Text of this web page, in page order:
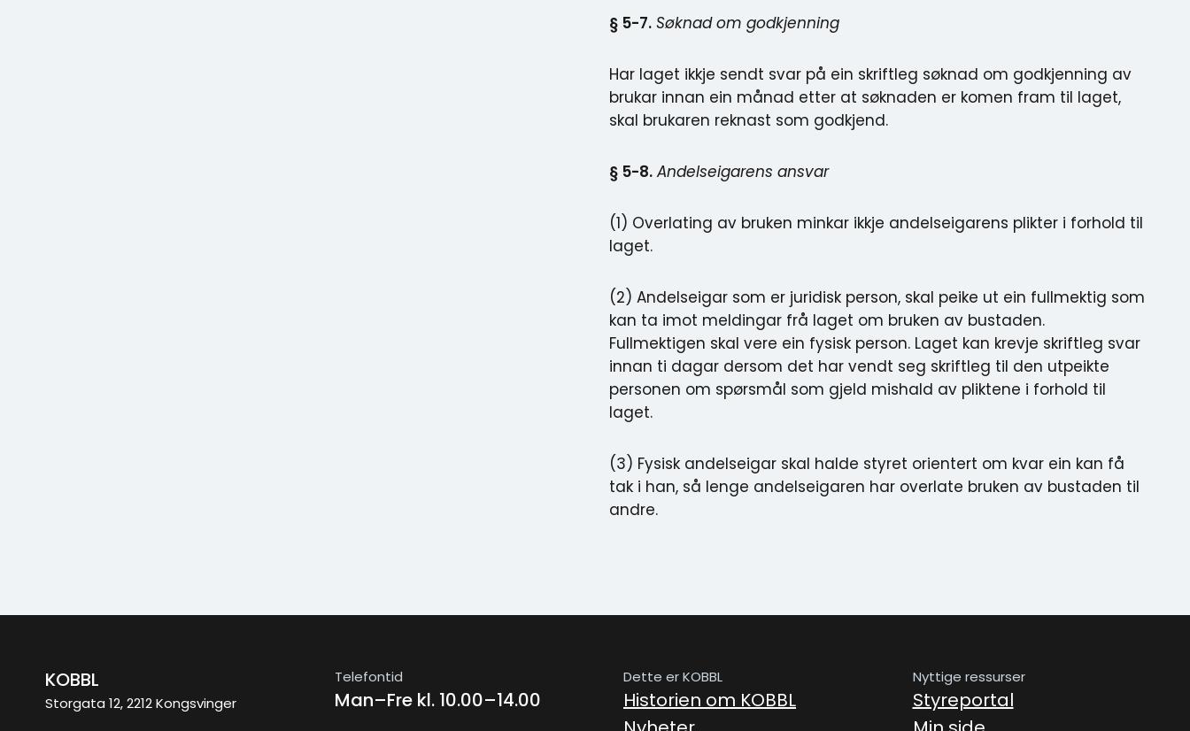
§ 5-7. Søknad om godkjenning
Har laget ikkje sendt svar på ein skriftleg søknad om godkjenning av
brukar innan ein månad etter at søknaden er komen fram til laget,
skal brukaren reknast som godkjend.
§ 5-8. Andelseigarens ansvar
(1) Overlating av bruken minkar ikkje andelseigarens plikter i forhold til
laget.
(2) Andelseigar som er juridisk person, skal peike ut ein fullmektig som
kan ta imot meldingar frå laget om bruken av bustaden.
Fullmektigen skal vere ein fysisk person. Laget kan krevje skriftleg svar
innan ti dagar dersom det har vendt seg skriftleg til den utpeikte
personen om spørsmål som gjeld mishald av pliktene i forhold til
laget.
(3) Fysisk andelseigar skal halde styret orientert om kvar ein kan få
tak i han, så lenge andelseigaren har overlate bruken av bustaden til
andre.
KOBBL
Storgata 12, 2212 Kongsvinger
Telefontid
Man–Fre kl. 10.00–14.00
Dette er KOBBL
Historien om KOBBL
Nyttige ressurser
Styreportal